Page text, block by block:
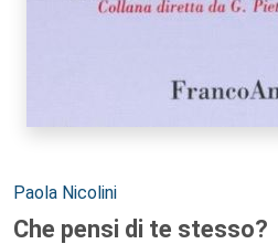
Autori:
Paola Nicolini
Che pensi di te stesso?